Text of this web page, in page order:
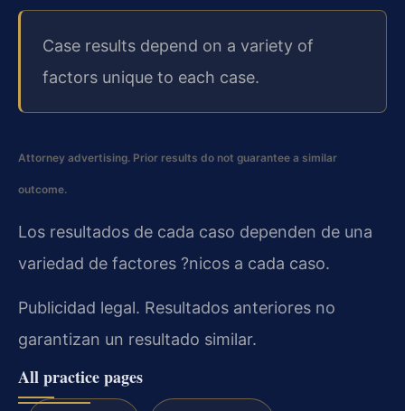
Case results depend on a variety of
factors unique to each case.
Attorney advertising. Prior results do not guarantee a similar
outcome.
Los resultados de cada caso dependen de una
variedad de factores ?nicos a cada caso.
Publicidad legal. Resultados anteriores no
garantizan un resultado similar.
All practice pages